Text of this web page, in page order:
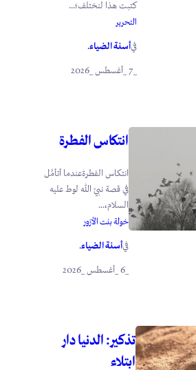
كتبت هذا لنختلف؛...
التحرير
فيأسنة الضياء.
انتكاس الفطرة
انتكاس الفطرةعندما أتأمَّل
في قصة نبيّ الله لوط عليه
السلام،...
خولة بنت الأزور
فيأسنة الضياء.
تذكير: الدنيا دار
ابتلاء